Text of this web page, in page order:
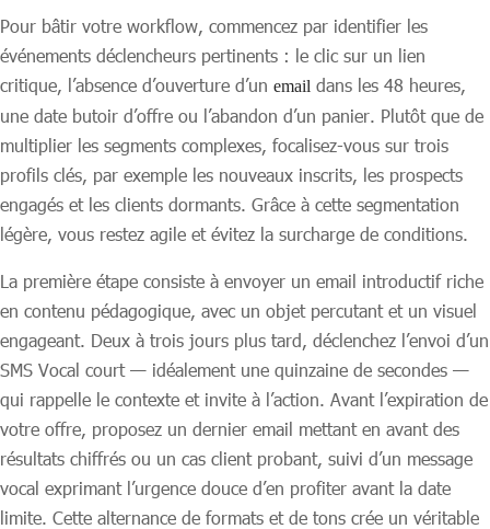
Pour bâtir votre workflow, commencez par identifier les
événements déclencheurs pertinents : le clic sur un lien
critique, l’absence d’ouverture d’un email dans les 48 heures,
une date butoir d’offre ou l’abandon d’un panier. Plutôt que de
multiplier les segments complexes, focalisez-vous sur trois
profils clés, par exemple les nouveaux inscrits, les prospects
engagés et les clients dormants. Grâce à cette segmentation
légère, vous restez agile et évitez la surcharge de conditions.
La première étape consiste à envoyer un email introductif riche
en contenu pédagogique, avec un objet percutant et un visuel
engageant. Deux à trois jours plus tard, déclenchez l’envoi d’un
SMS Vocal court — idéalement une quinzaine de secondes —
qui rappelle le contexte et invite à l’action. Avant l’expiration de
votre offre, proposez un dernier email mettant en avant des
résultats chiffrés ou un cas client probant, suivi d’un message
vocal exprimant l’urgence douce d’en profiter avant la date
limite. Cette alternance de formats et de tons crée un véritable